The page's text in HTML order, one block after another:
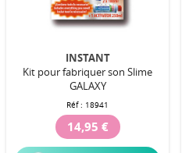
INSTANT
Kit pour fabriquer son Slime
GALAXY
Réf : 18941
14,95 €